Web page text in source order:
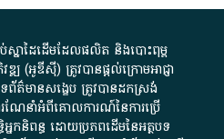
ស្នា​ដៃ​ដើម​ដែល​ផលិត​ និង​បោះពុម្ព​
ឍ​​ (អូ​ឌី​ស៊ី)​ ត្រូវ​បាន​ផ្តល់​ក្រោម​អាជ្ញា
ព័ត៌មាន​សង្ខេប​ ត្រូវ​បាន​ដកស្រង់​
ណែនាំ​អំពី​គោលការណ៍​នៃ​ការ​ប្រើ
នកនិពន្ធ ដោយ​ប្រភពដើម​នៃ​​អត្ថបទ